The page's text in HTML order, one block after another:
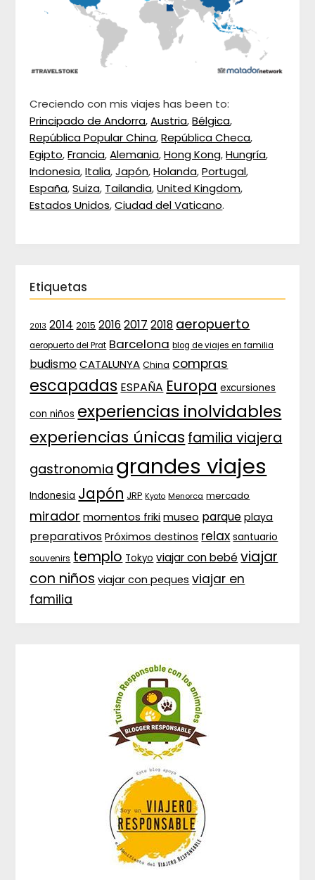
Creciendo con mis viajes has been to:
Principado de Andorra,Austria,Bélgica,
República Popular China,República Checa,
Egipto,Francia,Alemania,Hong Kong,Hungría,
Indonesia,Italia,Japón,Holanda,Portugal,
España,Suiza, Tailandia,United Kingdom,
Estados Unidos,Ciudad del Vaticano.
Etiquetas
2013 2014 2015 2016 2017 2018 aeropuerto
aeropuerto del Prat Barcelona blog de viajes en familia
budismo CATALUNYA China compras
escapadas ESPAÑA Europa excursiones
con niños experiencias inolvidables
experiencias únicas familia viajera
gastronomia grandes viajes
Indonesia Japón JRP Kyoto Menorca mercado
mirador momentos friki museo parque playa
preparativos Próximos destinos relax santuario
souvenirs templo Tokyo viajar con bebé viajar
con niños viajar con peques viajar en
familia